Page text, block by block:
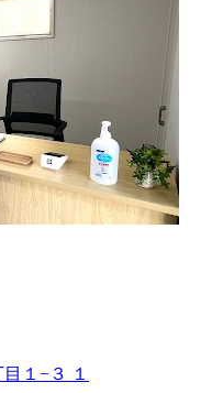
１−３ １